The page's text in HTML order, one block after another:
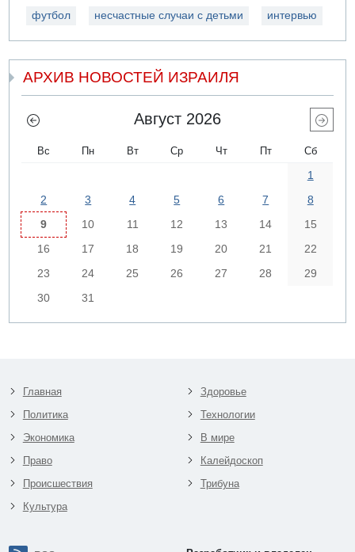
футбол несчастные случаи с детьми интервью
АРХИВ НОВОСТЕЙ ИЗРАИЛЯ
Август 2026
Вс Пн Вт Ср Чт Пт Сб
1
2
3 4 5 6 7
8
9
10 11 12 13 14
15
16
17 18 19 20 21
22
23
24 25 26 27 28
29
30
31
Главная
Политика
Экономика
Право
Происшествия
Культура
Здоровье
Технологии
В мире
Калейдоскоп
Трибуна